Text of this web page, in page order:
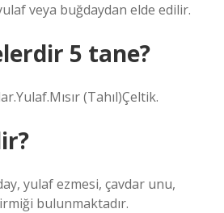
veya buğdaydan elde edilir.
5 tane?
(Tahıl)Çeltik.
yulaf ezmesi, çavdar unu,
bulunmaktadır.